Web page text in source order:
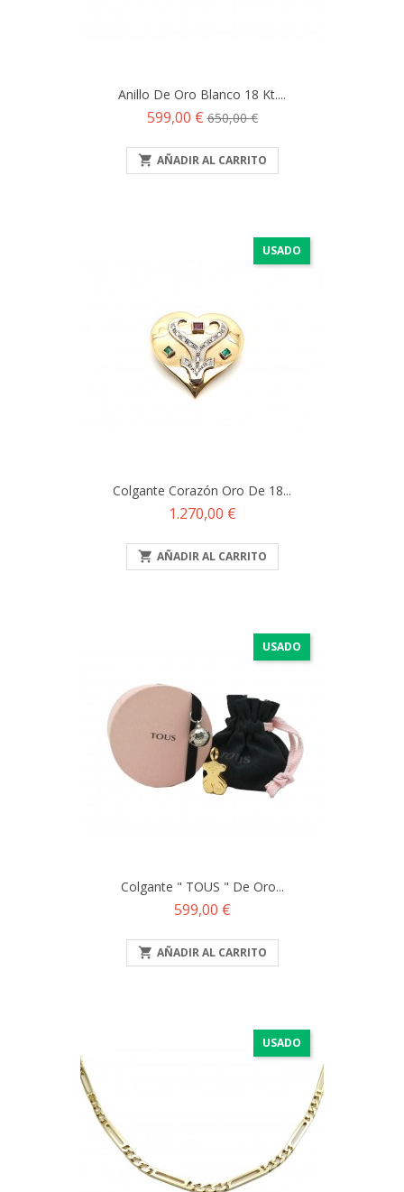
Anillo De Oro Blanco 18 Kt....
Precio
599,00 €Precio
650,00 €
 AÑADIR AL CARRITO
USADO
Colgante Corazón Oro De 18...
Precio
1.270,00 €
 AÑADIR AL CARRITO
USADO
Colgante " TOUS " De Oro...
Precio
599,00 €
 AÑADIR AL CARRITO
USADO